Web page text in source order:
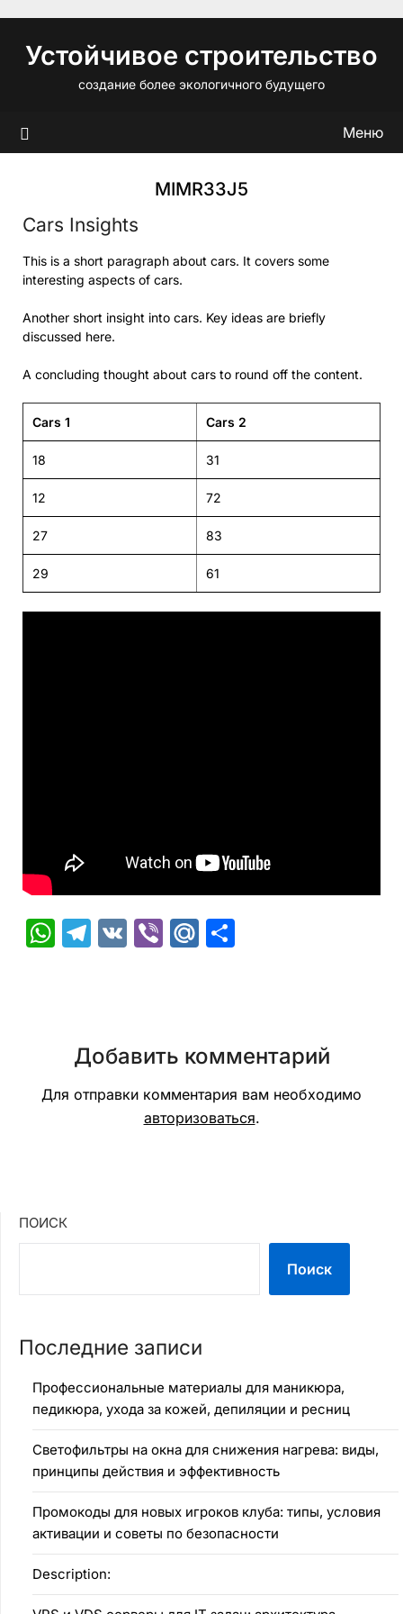
содержимому
Устойчивое строительство
создание более экологичного будущего
Меню
MIMR33J5
Cars Insights
This is a short paragraph about cars. It covers some
interesting aspects of cars.
Another short insight into cars. Key ideas are briefly
discussed here.
A concluding thought about cars to round off the content.
Cars 1 Cars 2
18 31
12 72
27 83
29 61
WhatsApp
Telegram
VK ViberMail.Ru
Добавить комментарий
Для отправки комментария вам необходимо
авторизоваться.
ПОИСК
Поиск
Последние записи
Профессиональные материалы для маникюра,
педикюра, ухода за кожей, депиляции и ресниц
Светофильтры на окна для снижения нагрева: виды,
принципы действия и эффективность
Промокоды для новых игроков клуба: типы, условия
активации и советы по безопасности
Description: